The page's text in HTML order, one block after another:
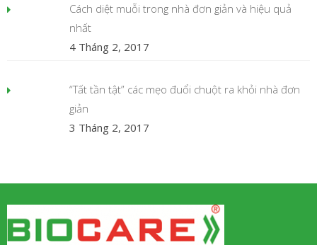
Cách diệt muỗi trong nhà đơn giản và hiệu quả
nhất
4 Tháng 2, 2017
“Tất tần tật” các mẹo đuổi chuột ra khỏi nhà đơn
giản
3 Tháng 2, 2017